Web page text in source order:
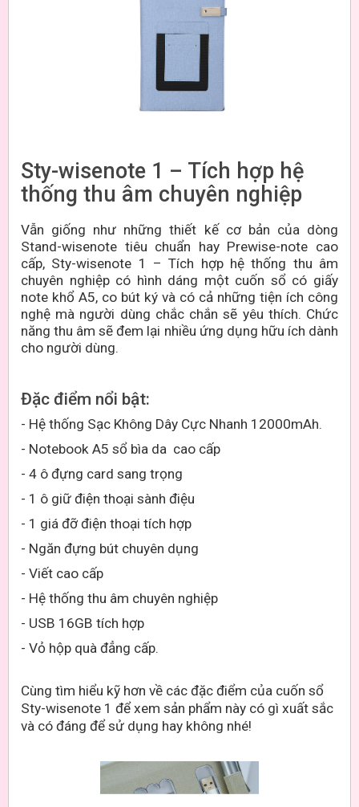
Sty-wisenote 1 – Tích hợp hệ
thống thu âm chuyên nghiệp
Vẫn giống như những thiết kế cơ bản của dòng
Stand-wisenote tiêu chuẩn hay Prewise-note cao
cấp, Sty-wisenote 1 – Tích hợp hệ thống thu âm
chuyên nghiệp có hình dáng một cuốn sổ có giấy
note khổ A5, co bút ký và có cả những tiện ích công
nghệ mà người dùng chắc chắn sẽ yêu thích. Chức
năng thu âm sẽ đem lại nhiều ứng dụng hữu ích dành
cho người dùng.
Đặc điểm nổi bật:
- Hệ thống Sạc Không Dây Cực Nhanh 12000mAh.
- Notebook A5 sổ bìa da cao cấp
- 4 ô đựng card sang trọng
- 1 ô giữ điện thoại sành điệu
- 1 giá đỡ điện thoại tích hợp
- Ngăn đựng bút chuyên dụng
- Viết cao cấp
- Hệ thống thu âm chuyên nghiệp
- USB 16GB tích hợp
- Vỏ hộp quà đẳng cấp.
Cùng tìm hiểu kỹ hơn về các đặc điểm của cuốn sổ
Sty-wisenote 1 để xem sản phẩm này có gì xuất sắc
và có đáng để sử dụng hay không nhé!